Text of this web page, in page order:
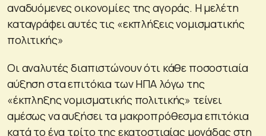
αναδυόμενες οικονομίες της αγοράς. Η μελέτη
καταγράφει αυτές τις «εκπλήξεις νομισματικής
πολιτικής»
Οι αναλυτές διαπιστώνουν ότι κάθε ποσοστιαία
αύξηση στα επιτόκια των ΗΠΑ λόγω της
«έκπληξης νομισματικής πολιτικής» τείνει
αμέσως να αυξήσει τα μακροπρόθεσμα επιτόκια
κατά το ένα τρίτο της εκατοστιαίας μονάδας στη